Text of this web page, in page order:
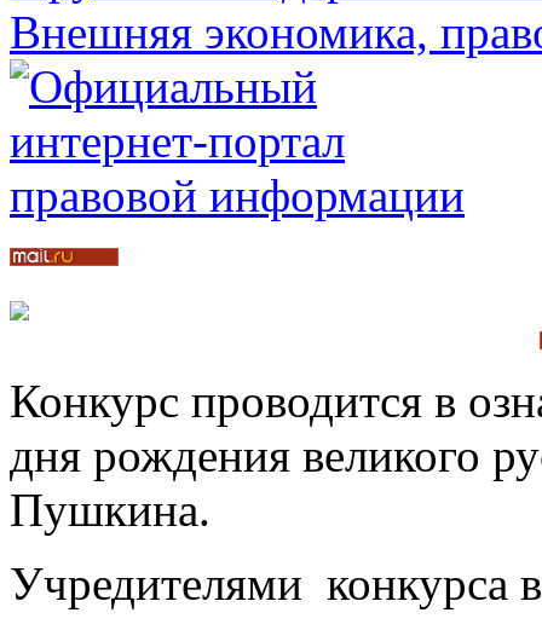
Конкурс проводится в
дня рождения великого
Пушкина.
Учредителями конкурса